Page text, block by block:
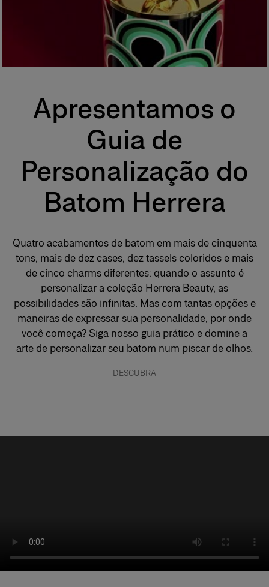
Apresentamos o
Guia de
Personalização do
Batom Herrera
Quatro acabamentos de batom em mais de cinquenta
tons, mais de dez cases, dez tassels coloridos e mais
de cinco charms diferentes: quando o assunto é
personalizar a coleção Herrera Beauty, as
possibilidades são infinitas. Mas com tantas opções e
maneiras de expressar sua personalidade, por onde
você começa? Siga nosso guia prático e domine a
arte de personalizar seu batom num piscar de olhos.
DESCUBRA